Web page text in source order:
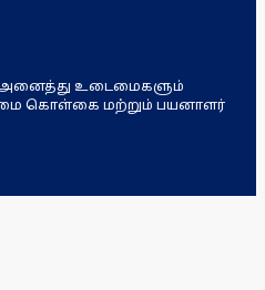
அனைத்து உடைமைகளும்
கொள்கை மற்றும் பயனாளர்